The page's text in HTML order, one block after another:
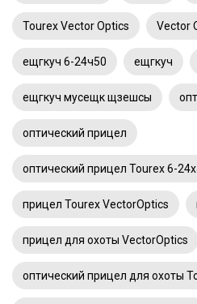
Tourex Vector Optics Vector
ещгкуч 6-24ч50 ещгкуч
ещгкуч мусещк щзешсы
оптический прицел
оптический прицел Tourex 6-
прицел Tourex VectorOptics
прицел для охоты VectorOptics
оптический прицел для охоты